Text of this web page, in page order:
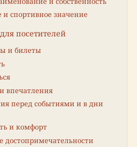
и спортивное значение
посетителей
и билеты
впечатления
перед событиями и в дни
и комфорт